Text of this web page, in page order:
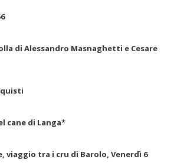
di Alessandro Masnaghetti e Cesare
cane di Langa*
viaggio tra i cru di Barolo, Venerdì 6